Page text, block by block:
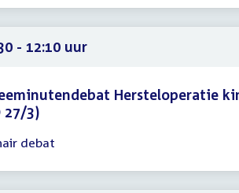
- 12:10 uur
Hersteloperatie
27/3)
debat